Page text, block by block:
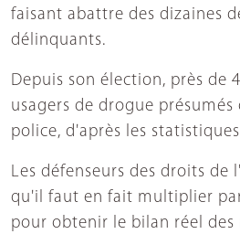
faisant abattre des dizaines
délinquants.
Depuis son élection, près de
usagers de drogue
police, d'après les
Les défenseurs des droits
qu'il faut en fait multiplier
pour obtenir le bilan réel des